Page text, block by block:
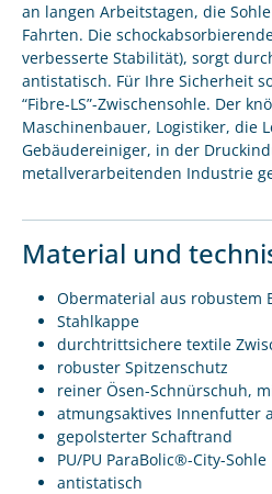
an langen Arbeitstagen, die
Fahrten. Die
verbesserte Stabilität), sorgt
antistatisch. Für Ihre Sicherheit
“Fibre-LS”-Zwischensohle. Der
Maschinenbauer, Logistiker, die
Gebäudereiniger, in der
metallverarbeitenden Industrie
Material und
Obermaterial aus robustem
Stahlkappe
durchtrittsichere textile
robuster Spitzenschutz
reiner Ösen-Schnürschuh,
atmungsaktives Innenfutter
gepolsterter Schaftrand
PU/PU ParaBolic®-City-Sohle
antistatisch